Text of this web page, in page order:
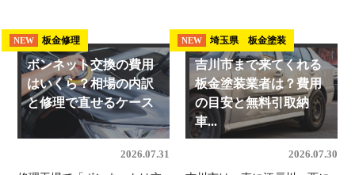
NEW 板金修理
ボンネット交換の費用
はいくら？相場の内訳
と修理で直せるケース
2026.07.31
NEW 埼玉県 板金塗装
吉川市まで来てくれる
板金塗装業者は？費用
の目安と無料引取納
車...
2026.07.30